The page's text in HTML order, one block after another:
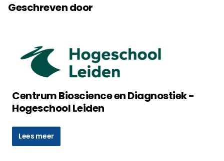
Geschreven door
Centrum Bioscience en Diagnostiek -
Hogeschool Leiden
Lees meer